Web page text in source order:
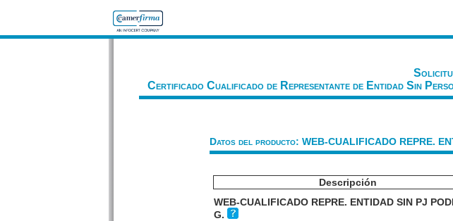
Certificado Cualificado de Representante de Entidad Sin
Datos del producto: WEB-CUALIFICADO REPRE.
Descripción
WEB-CUALIFICADO REPRE. ENTIDAD SIN PJ
G.